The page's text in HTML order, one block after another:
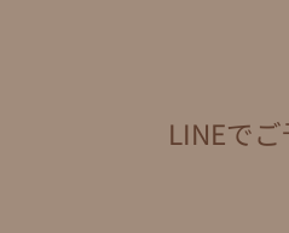
LINEでご